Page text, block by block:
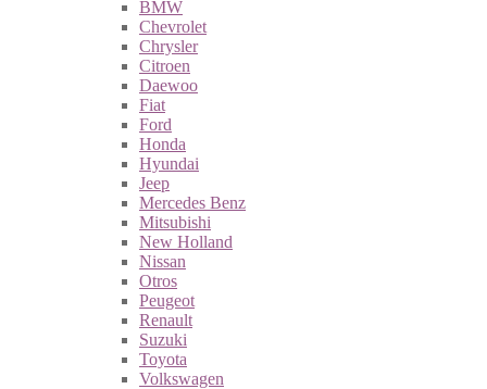
BMW
Chevrolet
Chrysler
Citroen
Daewoo
Fiat
Ford
Honda
Hyundai
Jeep
Mercedes Benz
Mitsubishi
New Holland
Nissan
Otros
Peugeot
Renault
Suzuki
Toyota
Volkswagen